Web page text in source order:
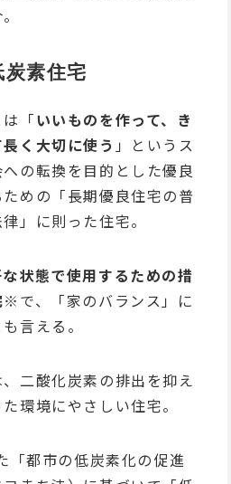
素住宅
は「 いいものを作って、き
く大切に使う 」というス
の転換を目的とした優良
めの「長期優良住宅の普
」に則った住宅。
状態で使用するための措
※ で、「家のバランス」に
言える。
二酸化炭素の排出を抑え
環境にやさしい住宅。
「都市の低炭素化の促進